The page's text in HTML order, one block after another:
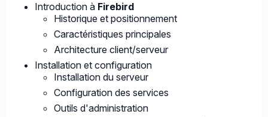
Introduction à Firebird
Historique et positionnement
Caractéristiques principales
Architecture client/serveur
Installation et configuration
Installation du serveur
Configuration des services
Outils d'administration